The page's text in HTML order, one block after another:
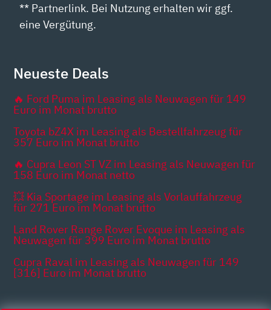
** Partnerlink. Bei Nutzung erhalten wir ggf.
eine Vergütung.
Neueste Deals
🔥 Ford Puma im Leasing als Neuwagen für 149
Euro im Monat brutto
Toyota bZ4X im Leasing als Bestellfahrzeug für
357 Euro im Monat brutto
🔥 Cupra Leon ST VZ im Leasing als Neuwagen für
158 Euro im Monat netto
💥 Kia Sportage im Leasing als Vorlauffahrzeug
für 271 Euro im Monat brutto
Land Rover Range Rover Evoque im Leasing als
Neuwagen für 399 Euro im Monat brutto
Cupra Raval im Leasing als Neuwagen für 149
[316] Euro im Monat brutto